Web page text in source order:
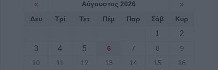
Καταφυγίου και Ραχούλας
6 Αυγούστου 2026, 13:35
Μορφοβουνίου 10-20 Αυγούστου
« Αύγουστος 2026 »
Δευ Τρί Τετ Πέμ Παρ Σάβ Κυρ
1
2
3
4 5 6 7 8
9
10
11 12 13 14 15
16